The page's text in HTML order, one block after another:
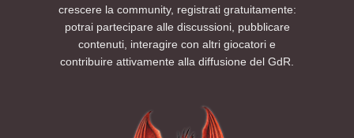
crescere la community, registrati gratuitamente:
potrai partecipare alle discussioni, pubblicare
contenuti, interagire con altri giocatori e
contribuire attivamente alla diffusione del GdR.